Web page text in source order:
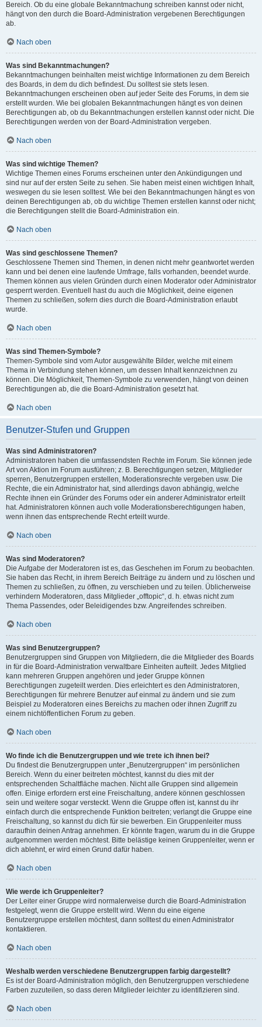
Bereich. Ob du eine globale Bekanntmachung schreiben kannst oder nicht,
hängt von den durch die Board-Administration vergebenen Berechtigungen
ab.
Nach oben
Was sind Bekanntmachungen?
Bekanntmachungen beinhalten meist wichtige Informationen zu dem Bereich
des Boards, in dem du dich befindest. Du solltest sie stets lesen.
Bekanntmachungen erscheinen oben auf jeder Seite des Forums, in dem sie
erstellt wurden. Wie bei globalen Bekanntmachungen hängt es von deinen
Berechtigungen ab, ob du Bekanntmachungen erstellen kannst oder nicht. Die
Berechtigungen werden von der Board-Administration vergeben.
Nach oben
Was sind wichtige Themen?
Wichtige Themen eines Forums erscheinen unter den Ankündigungen und
sind nur auf der ersten Seite zu sehen. Sie haben meist einen wichtigen Inhalt,
weswegen du sie lesen solltest. Wie bei den Bekanntmachungen hängt es von
deinen Berechtigungen ab, ob du wichtige Themen erstellen kannst oder nicht;
die Berechtigungen stellt die Board-Administration ein.
Nach oben
Was sind geschlossene Themen?
Geschlossene Themen sind Themen, in denen nicht mehr geantwortet werden
kann und bei denen eine laufende Umfrage, falls vorhanden, beendet wurde.
Themen können aus vielen Gründen durch einen Moderator oder Administrator
gesperrt werden. Eventuell hast du auch die Möglichkeit, deine eigenen
Themen zu schließen, sofern dies durch die Board-Administration erlaubt
wurde.
Nach oben
Was sind Themen-Symbole?
Themen-Symbole sind vom Autor ausgewählte Bilder, welche mit einem
Thema in Verbindung stehen können, um dessen Inhalt kennzeichnen zu
können. Die Möglichkeit, Themen-Symbole zu verwenden, hängt von deinen
Berechtigungen ab, die die Board-Administration gesetzt hat.
Nach oben
Benutzer-Stufen und Gruppen
Was sind Administratoren?
Administratoren haben die umfassendsten Rechte im Forum. Sie können jede
Art von Aktion im Forum ausführen; z. B. Berechtigungen setzen, Mitglieder
sperren, Benutzergruppen erstellen, Moderationsrechte vergeben usw. Die
Rechte, die ein Administrator hat, sind allerdings davon abhängig, welche
Rechte ihnen ein Gründer des Forums oder ein anderer Administrator erteilt
hat. Administratoren können auch volle Moderationsberechtigungen haben,
wenn ihnen das entsprechende Recht erteilt wurde.
Nach oben
Was sind Moderatoren?
Die Aufgabe der Moderatoren ist es, das Geschehen im Forum zu beobachten.
Sie haben das Recht, in ihrem Bereich Beiträge zu ändern und zu löschen und
Themen zu schließen, zu öffnen, zu verschieben und zu teilen. Üblicherweise
verhindern Moderatoren, dass Mitglieder „offtopic“, d. h. etwas nicht zum
Thema Passendes, oder Beleidigendes bzw. Angreifendes schreiben.
Nach oben
Was sind Benutzergruppen?
Benutzergruppen sind Gruppen von Mitgliedern, die die Mitglieder des Boards
in für die Board-Administration verwaltbare Einheiten aufteilt. Jedes Mitglied
kann mehreren Gruppen angehören und jeder Gruppe können
Berechtigungen zugeteilt werden. Dies erleichtert es den Administratoren,
Berechtigungen für mehrere Benutzer auf einmal zu ändern und sie zum
Beispiel zu Moderatoren eines Bereichs zu machen oder ihnen Zugriff zu
einem nichtöffentlichen Forum zu geben.
Nach oben
Wo finde ich die Benutzergruppen und wie trete ich ihnen bei?
Du findest die Benutzergruppen unter „Benutzergruppen“ im persönlichen
Bereich. Wenn du einer beitreten möchtest, kannst du dies mit der
entsprechenden Schaltfläche machen. Nicht alle Gruppen sind allgemein
offen. Einige erfordern erst eine Freischaltung, andere können geschlossen
sein und weitere sogar versteckt. Wenn die Gruppe offen ist, kannst du ihr
einfach durch die entsprechende Funktion beitreten; verlangt die Gruppe eine
Freischaltung, so kannst du dich für sie bewerben. Ein Gruppenleiter muss
daraufhin deinen Antrag annehmen. Er könnte fragen, warum du in die Gruppe
aufgenommen werden möchtest. Bitte belästige keinen Gruppenleiter, wenn er
dich ablehnt, er wird einen Grund dafür haben.
Nach oben
Wie werde ich Gruppenleiter?
Der Leiter einer Gruppe wird normalerweise durch die Board-Administration
festgelegt, wenn die Gruppe erstellt wird. Wenn du eine eigene
Benutzergruppe erstellen möchtest, dann solltest du einen Administrator
kontaktieren.
Nach oben
Weshalb werden verschiedene Benutzergruppen farbig dargestellt?
Es ist der Board-Administration möglich, den Benutzergruppen verschiedene
Farben zuzuteilen, so dass deren Mitglieder leichter zu identifizieren sind.
Nach oben